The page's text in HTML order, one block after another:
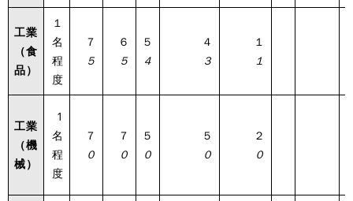
工業
（食
品）
１
名
程
度
７
５
６
５
５
４
４
３
１
１
工業
（機
械）
1
名
程
度
７
０
７
０
５
０
５
０
２
０